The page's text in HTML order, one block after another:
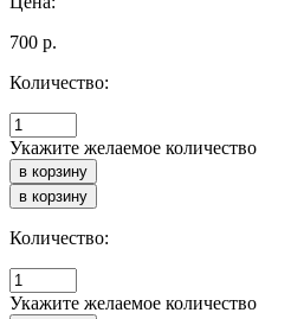
700 р.
Количество:
Укажите желаемое количество
Количество:
Укажите желаемое количество